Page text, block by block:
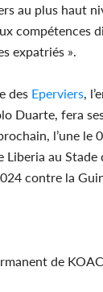
au plus haut
compétences
expatriés ».
des Eperviers ,
Duarte, fera
l’une le
au Stade
contre la
de